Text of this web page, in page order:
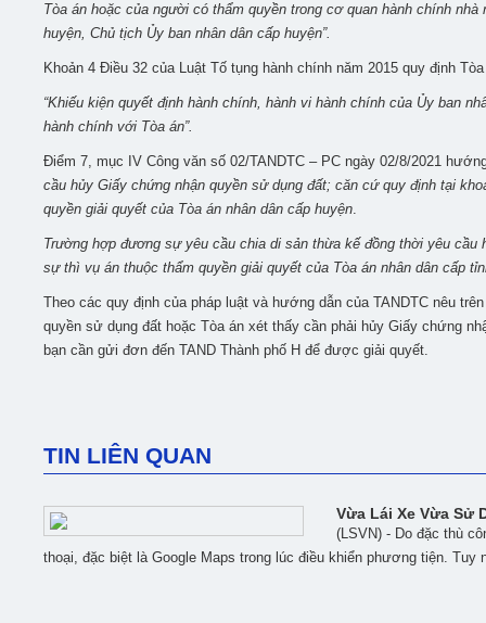
Tòa án hoặc của người có thẩm quyền trong cơ quan hành chính
huyện, Chủ tịch Ủy ban nhân dân cấp huyện”.
Khoản 4 Điều 32 của Luật Tố tụng hành chính năm 2015 quy định
“Khiếu kiện quyết định hành chính, hành vi hành chính của Ủy ban
hành chính với Tòa án”.
Điểm 7, mục IV Công văn số 02/TANDTC – PC ngày 02/8/2021
cầu hủy Giấy chứng nhận quyền sử dụng đất; căn cứ quy định tại
quyền giải quyết của Tòa án nhân dân cấp huyện.
Trường hợp đương sự yêu cầu chia di sản thừa kế đồng thời yêu
sự thì vụ án thuộc thẩm quyền giải quyết của Tòa án nhân dân cấp
Theo các quy định của pháp luật và hướng dẫn của TANDTC nêu
quyền sử dụng đất hoặc Tòa án xét thấy cần phải hủy Giấy chứng
bạn cần gửi đơn đến TAND Thành phố H để được giải quyết.
TIN LIÊN QUAN
Vừa Lái Xe Vừa Sử
(LSVN) - Do đặc thù
thoại, đặc biệt là Google Maps trong lúc điều khiển phương tiện. Tuy